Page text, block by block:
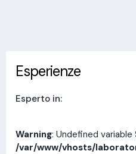
Esperienze
Esperto in:
Warning: Undefined variable
/var/www/vhosts/